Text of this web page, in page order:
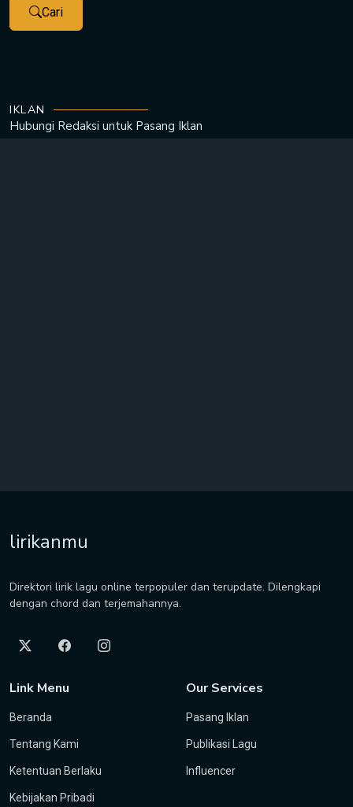
Cari
IKLAN
Hubungi Redaksi untuk Pasang Iklan
lirikanmu
Direktori lirik lagu online terpopuler dan terupdate. Dilengkapi
dengan chord dan terjemahannya.
Link Menu
Beranda
Tentang Kami
Ketentuan Berlaku
Kebijakan Pribadi
Our Services
Pasang Iklan
Publikasi Lagu
Influencer